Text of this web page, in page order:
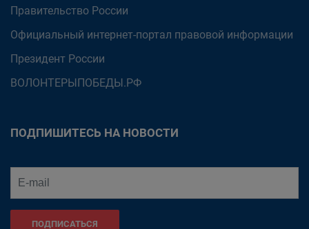
Правительство России
Официальный интернет-портал правовой информации
Президент России
ВОЛОНТЕРЫПОБЕДЫ.РФ
ПОДПИШИТЕСЬ НА НОВОСТИ
ПОДПИСАТЬСЯ